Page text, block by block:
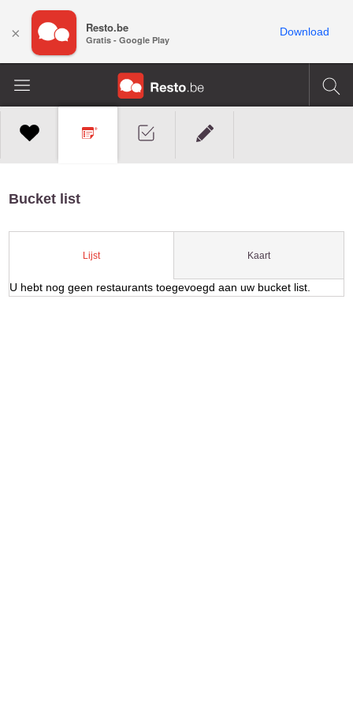
Bucket list
Lijst Kaart
U hebt nog geen restaurants toegevoegd aan uw bucket list.
× Resto.be
Gratis - Google Play
Download